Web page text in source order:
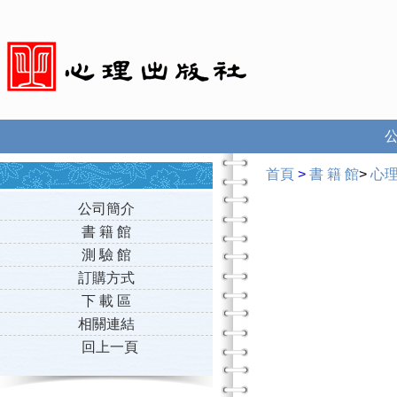
公司簡介
書 籍 館
測 驗 館
訂購方式
下 載 區
相關連結
回上一頁
首頁 > 書 籍 館> 心